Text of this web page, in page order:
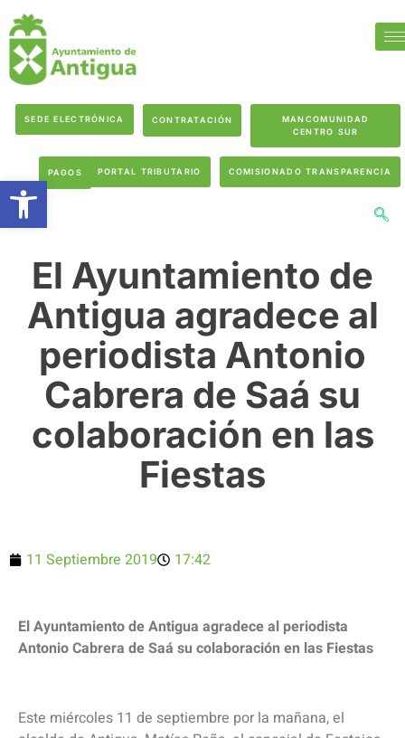
SEDE ELECTRÓNICA CONTRATACIÓN
MANCOMUNIDAD
CENTRO SUR
PAGOS PORTAL TRIBUTARIO COMISIONADO TRANSPARENCIA
El Ayuntamiento de
Antigua agradece al
periodista Antonio
Cabrera de Saá su
colaboración en las
Fiestas
11 Septiembre 2019 17:42
El Ayuntamiento de Antigua agradece al periodista
Antonio Cabrera de Saá su colaboración en las Fiestas
Este miércoles 11 de septiembre por la mañana, el
Abrir barra de herramientas